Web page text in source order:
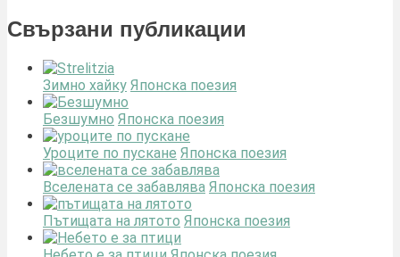
Свързани публикации
Зимно хайку Японска поезия
Безшумно Японска поезия
Уроците по пускане Японска поезия
Вселената се забавлява Японска поезия
Пътищата на лятото Японска поезия